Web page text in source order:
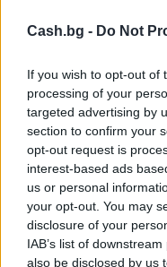
Cash.bg - Do Not
If you wish to opt-out of
processing of your
targeted advertising by
section to confirm your
opt-out request is
interest-based ads
us or personal
your opt-out. You may
disclosure of your
IAB’s list of
also be disclosed by us
Астронавти на